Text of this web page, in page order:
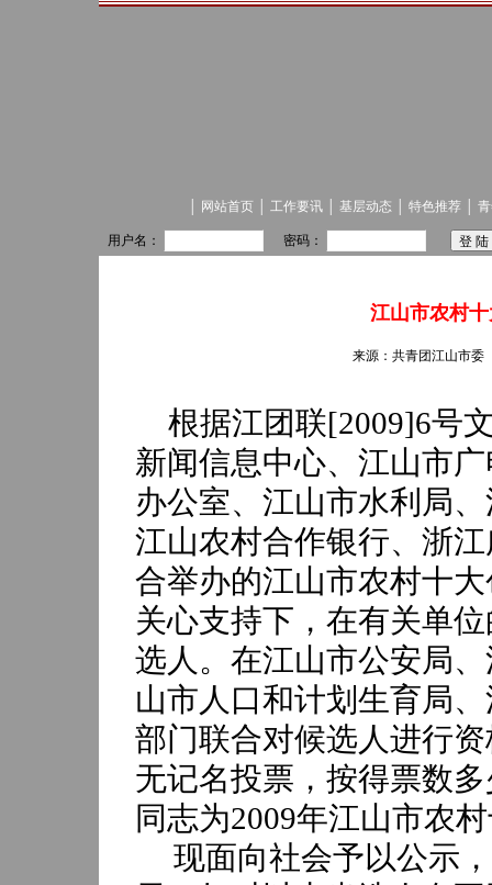
网站首页│ 工作要讯│ 基层动态 特色推荐│
用户名： 密码：
江山市农村
来源：共青团江山市
根据江团联[2009]6号
新闻信息中心、江山市
办公室、江山市水利局
江山农村合作银行、浙
合举办的江山市农村十
关心支持下，在有关单
选人。在江山市公安局
山市人口和计划生育局
部门联合对候选人进行
无记名投票，按得票数
同志为2009年江山市农
现面向社会予以公示